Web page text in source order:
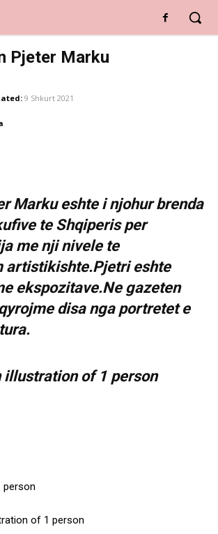
Pjeter Marku
9 Shkurt 2021
Marku eshte i njohur brenda
te Shqiperis per
me nji nivele te
artistikishte.Pjetri eshte
ekspozitave.Ne gazeten
disa nga portretet e